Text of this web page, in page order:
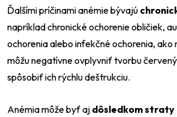
Ďalšími príčinami anémie bývajú
napríklad chronické ochorenie obličiek,
ochorenia alebo infekčné ochorenia, ako
môžu negatívne ovplyvniť tvorbu
spôsobiť ich rýchlu deštrukciu.
Anémia môže byť aj dôsledkom straty